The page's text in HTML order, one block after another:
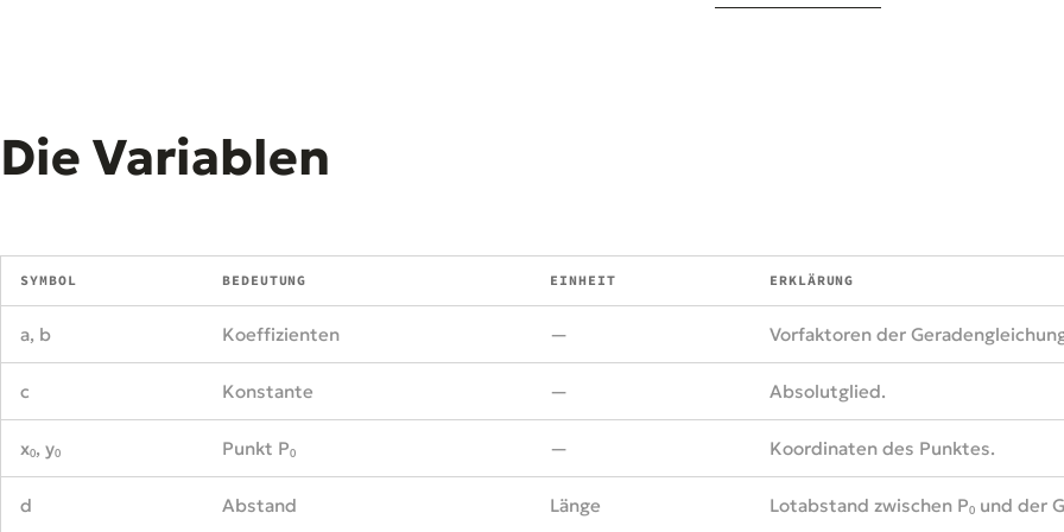
Die Variablen
SYMBOL BEDEUTUNG EINHEIT ERKLÄRUNG
a, b Koeffizienten — Vorfaktoren der
c Konstante — Absolutglied.
x₀, y₀ Punkt P₀ — Koordinaten des Punktes.
d Abstand Länge Lotabstand zwischen P₀ und der